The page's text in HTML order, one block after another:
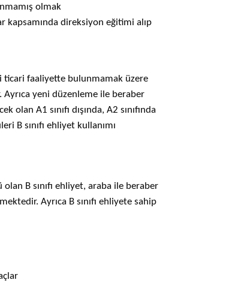
olmak
kapsamında direksiyon eğitimi alıp
ticari faaliyette bulunmamak üzere
yeni düzenleme ile beraber
A1 sınıfı dışında, A2 sınıfında
B sınıfı ehliyet kullanımı
B sınıfı ehliyet, araba ile beraber
Ayrıca B sınıfı ehliyete sahip